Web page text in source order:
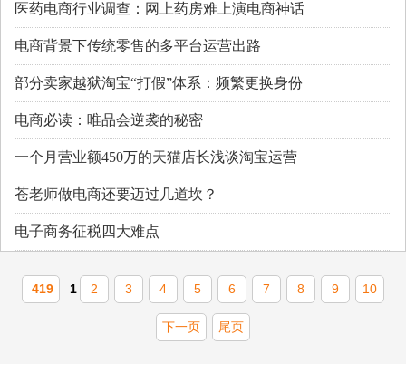
医药电商行业调查：网上药房难上演电商神话
电商背景下传统零售的多平台运营出路
部分卖家越狱淘宝“打假”体系：频繁更换身份
电商必读：唯品会逆袭的秘密
一个月营业额450万的天猫店长浅谈淘宝运营
苍老师做电商还要迈过几道坎？
电子商务征税四大难点
419 1 2 3 4 5 6 7 8 9 10
下一页 尾页